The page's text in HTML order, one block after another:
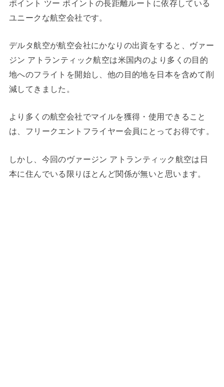
ポイント ツー ポイントの長距離ルートに依存している
ユニークな航空会社です。
デルタ航空が航空会社にかなりの出資をすると、ヴァー
ジン アトランティック航空は米国内のより多くの目的
地へのフライトを開始し、他の目的地を日本を含めて削
減してきました。
より多くの航空会社でマイルを獲得・使用できること
は、フリークエントフライヤー会員にとってお得です。
しかし、今回のヴァージン アトランティック航空は日
本に住んでいる限りほとんど関係が無いと思います。